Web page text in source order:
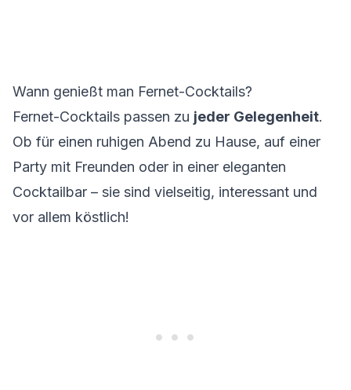
Wann genießt man Fernet-Cocktails?
Fernet-Cocktails passen zu jeder Gelegenheit.
Ob für einen ruhigen Abend zu Hause, auf einer
Party mit Freunden oder in einer eleganten
Cocktailbar – sie sind vielseitig, interessant und
vor allem köstlich!